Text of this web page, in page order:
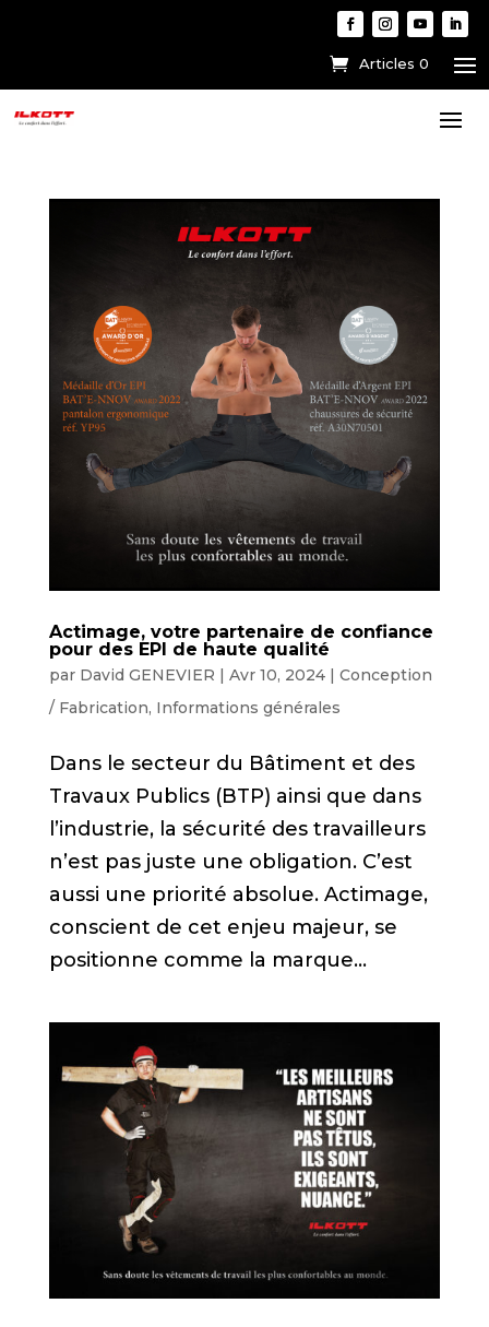
Articles 0
Actimage, votre partenaire de confiance
pour des EPI de haute qualité
par David GENEVIER | Avr 10, 2024| Conception
/ Fabrication, Informations générales
Dans le secteur du Bâtiment et des
Travaux Publics (BTP) ainsi que dans
l’industrie, la sécurité des travailleurs
n’est pas juste une obligation. C’est
aussi une priorité absolue. Actimage,
conscient de cet enjeu majeur, se
positionne comme la marque...